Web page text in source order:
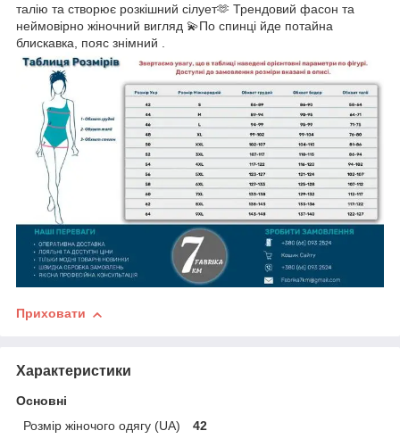
талію та створює розкішний сілует🫶 Трендовий фасон та
неймовірно жіночний вигляд 💫По спинці йде потайна
блискавка, пояс знімний .
Приховати
Характеристики
Основні
Розмір жіночого одягу (UA)
42